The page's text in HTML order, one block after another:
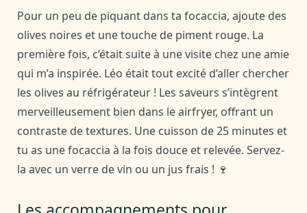
Pour un peu de piquant dans ta focaccia, ajoute des
olives noires et une touche de piment rouge. La
première fois, c’était suite à une visite chez une amie
qui m’a inspirée. Léo était tout excité d’aller chercher
les olives au réfrigérateur ! Les saveurs s’intègrent
merveilleusement bien dans le airfryer, offrant un
contraste de textures. Une cuisson de 25 minutes et
tu as une focaccia à la fois douce et relevée. Servez-
la avec un verre de vin ou un jus frais ! 🍷